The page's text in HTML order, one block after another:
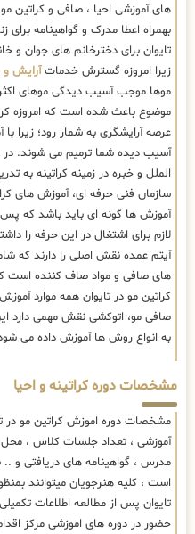
های آموزشی احیا ، صافی و کراتین
بهمراه اعطا مدرک و گواهینامه برای
تایوان برای دخترخانم های جوان و
زیرا امروزه گسترش خدماتآرایش
موها موجب آسیب دیدگی موهای
موضوع باعث شده است که امروزه
عرصه آرایشگری به شمار رود؛ زیرا
آسیب دیده شما ترمیم می شوند. در
الملل و خبره در زمینه کراتینه به
سازمان فنی حرفه ای، آموزش های
آموزش ها گونه ای باید باشد که پس
لازم برای اشتغال در این حرفه را
آیتم عمده نقش اصلی را دارند که
های صافی و مواد صاف کننده است که
کراتین مو در تایوان همه موارد
صافی مو، اتوکشی نقش مهمی دارد
به انواع روش ها آموزش داده می
مشخصات دوره کراتینه و احیا
مشخصات دوره اموزش کراتین مو در
آموزشی ، تعداد جلسات کلاس ، محل
مدرس ، گواهینامه های دریافتی و
است ، کلیه هنرجویان میتوانند
تایوان پس از مطالعه اطلاعات
حضور در دوره های اموزشی مرکز